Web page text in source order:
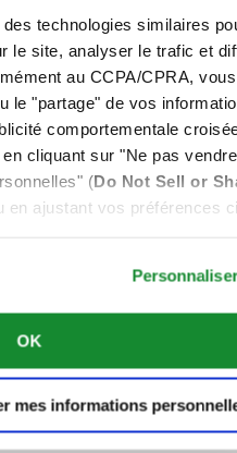
technologies similaires
le site, analyser le trafic et
au CCPA/CPRA,
le "partage" de vos
comportementale
cliquant sur "Ne pas
(Do Not Sell or
en ajustant vos préférences
OK
mes informations